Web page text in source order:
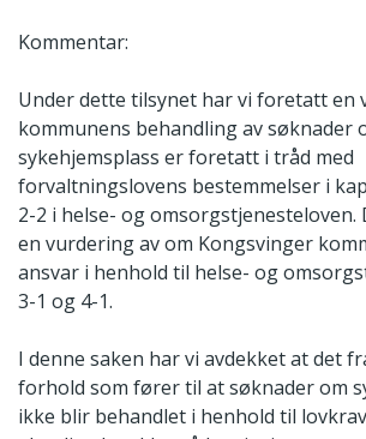
Kommentar:
Under dette tilsynet har vi foretatt en
kommunens behandling av søknader
sykehjemsplass er foretatt i tråd med
forvaltningslovens bestemmelser i
2-2 i helse- og omsorgstjenesteloven.
en vurdering av om Kongsvinger
ansvar i henhold til helse- og
3-1 og 4-1.
I denne saken har vi avdekket at det
forhold som fører til at søknader om
ikke blir behandlet i henhold til